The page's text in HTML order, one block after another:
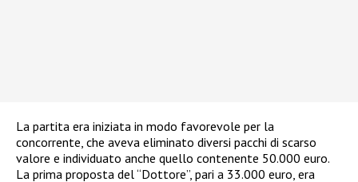
La partita era iniziata in modo favorevole per la
concorrente, che aveva eliminato diversi pacchi di scarso
valore e individuato anche quello contenente 50.000 euro.
La prima proposta del “Dottore”, pari a 33.000 euro, era